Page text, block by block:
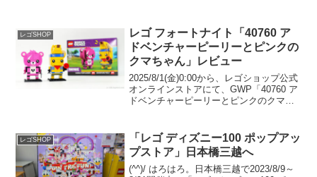
レゴSHOP
レゴ フォートナイト「40760 ア
ドベンチャーピーリーとピンクの
クマちゃん」レビュー
2025/8/1(金)0:00から、レゴショップ公式
オンラインストアにて、GWP「40760 ア
ドベンチャーピーリーとピンクのクマち
定。 在庫が...
レゴSHOP
「レゴ ディズニー100 ポップアッ
プストア」日本橋三越へ
(^^)/ はろはろ。日本橋三越で2023/8/9～